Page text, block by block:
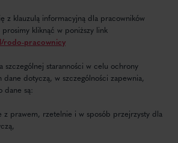
z klauzulą informacyjną dla pracowników
kliknąć w poniższy link
rodo-pracownicy
szczególnej staranności w celu ochrony
dotyczą, w szczególności zapewnia,
dane są:
z prawem, rzetelnie i w sposób przejrzysty dla